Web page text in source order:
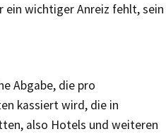
ein wichtiger Anreiz fehlt, sein
Abgabe, die pro
kassiert wird, die in
also Hotels und weiteren